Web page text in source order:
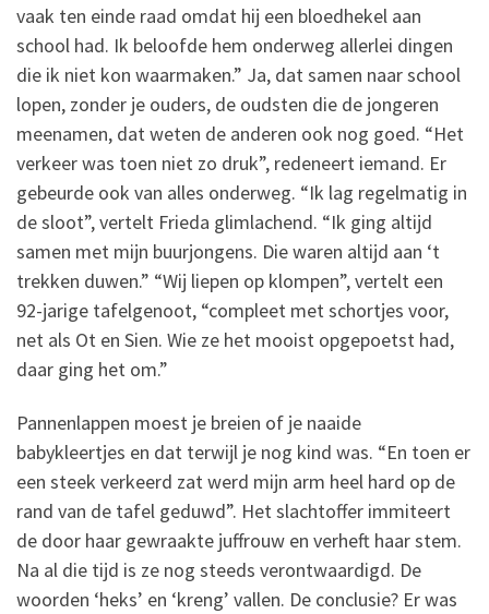
vaak ten einde raad omdat hij een bloedhekel aan
school had. Ik beloofde hem onderweg allerlei dingen
die ik niet kon waarmaken.” Ja, dat samen naar school
lopen, zonder je ouders, de oudsten die de jongeren
meenamen, dat weten de anderen ook nog goed. “Het
verkeer was toen niet zo druk”, redeneert iemand. Er
gebeurde ook van alles onderweg. “Ik lag regelmatig in
de sloot”, vertelt Frieda glimlachend. “Ik ging altijd
samen met mijn buurjongens. Die waren altijd aan ‘t
trekken duwen.” “Wij liepen op klompen”, vertelt een
92-jarige tafelgenoot, “compleet met schortjes voor,
net als Ot en Sien. Wie ze het mooist opgepoetst had,
daar ging het om.”
Pannenlappen moest je breien of je naaide
babykleertjes en dat terwijl je nog kind was. “En toen er
een steek verkeerd zat werd mijn arm heel hard op de
rand van de tafel geduwd”. Het slachtoffer immiteert
de door haar gewraakte juffrouw en verheft haar stem.
Na al die tijd is ze nog steeds verontwaardigd. De
woorden ‘heks’ en ‘kreng’ vallen. De conclusie? Er was